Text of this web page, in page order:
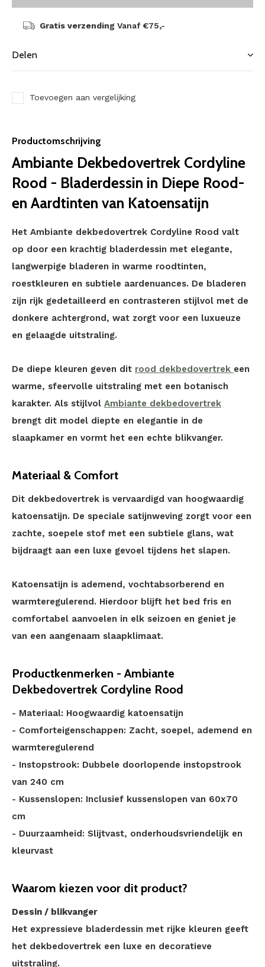
Gratis verzending Vanaf €75,-
Delen
Toevoegen aan vergelijking
Productomschrijving
Ambiante Dekbedovertrek Cordyline
Rood - Bladerdessin in Diepe Rood-
en Aardtinten van Katoensatijn
Het Ambiante dekbedovertrek Cordyline Rood valt
op door een krachtig bladerdessin met elegante,
langwerpige bladeren in warme roodtinten,
roestkleuren en subtiele aardenuances. De bladeren
zijn rijk gedetailleerd en contrasteren stijlvol met de
donkere achtergrond, wat zorgt voor een luxueuze
en gelaagde uitstraling.
De diepe kleuren geven dit rood dekbedovertrek een
warme, sfeervolle uitstraling met een botanisch
karakter. Als stijlvol Ambiante dekbedovertrek
brengt dit model diepte en elegantie in de
slaapkamer en vormt het een echte blikvanger.
Materiaal & Comfort
Dit dekbedovertrek is vervaardigd van hoogwaardig
katoensatijn. De speciale satijnweving zorgt voor een
zachte, soepele stof met een subtiele glans, wat
bijdraagt aan een luxe gevoel tijdens het slapen.
Katoensatijn is ademend, vochtabsorberend en
warmteregulerend. Hierdoor blijft het bed fris en
comfortabel aanvoelen in elk seizoen en geniet je
van een aangenaam slaapklimaat.
Productkenmerken - Ambiante
Dekbedovertrek Cordyline Rood
- Materiaal: Hoogwaardig katoensatijn
- Comforteigenschappen: Zacht, soepel, ademend en
warmteregulerend
- Instopstrook: Dubbele doorlopende instopstrook
van 240 cm
- Kussenslopen: Inclusief kussenslopen van 60x70
cm
- Duurzaamheid: Slijtvast, onderhoudsvriendelijk en
kleurvast
Waarom kiezen voor dit product?
Dessin / blikvanger
Het expressieve bladerdessin met rijke kleuren geeft
het dekbedovertrek een luxe en decoratieve
uitstraling.